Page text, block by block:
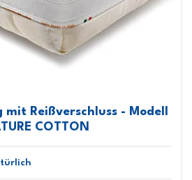
Reißverschluss - Modell
COTTON